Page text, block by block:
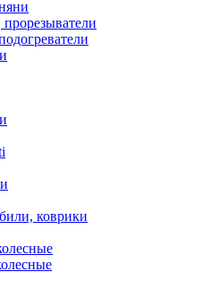
коврики